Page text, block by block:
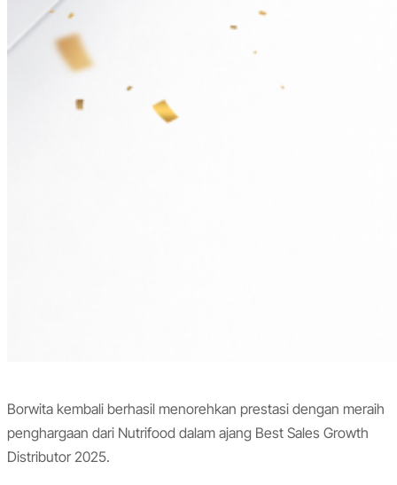
Borwita kembali berhasil menorehkan prestasi dengan meraih
penghargaan dari Nutrifood dalam ajang Best Sales Growth
Distributor 2025.